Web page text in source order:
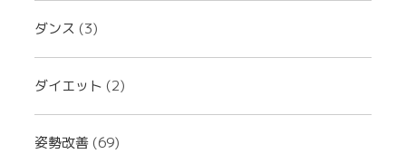
ダンス (3)
ダイエット (2)
姿勢改善 (69)